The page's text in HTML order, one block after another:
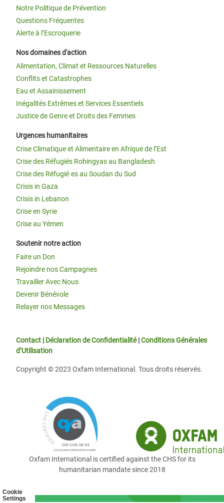
Cookie
Settings
Notre Politique de Prévention
Questions Fréquentes
Alerte à l’Escroquerie
Nos domaines d'action
Alimentation, Climat et Ressources Naturelles
Conflits et Catastrophes
Eau et Assainissement
Inégalités Extrêmes et Services Essentiels
Justice de Genre et Droits des Femmes
Urgences humanitaires
Crise Climatique et Alimentaire en Afrique de l’Est
Crise des Réfugiés Rohingyas au Bangladesh
Crise des Réfugié·es au Soudan du Sud
Crisis in Gaza
Crisis in Lebanon
Crise en Syrie
Crise au Yémen
Soutenir notre action
Faire un Don
Rejoindre nos Campagnes
Travailler Avec Nous
Devenir Bénévole
Relayer nos Messages
Contact | Déclaration de Confidentialité|Conditions Générales
d’Utilisation
Copyright © 2023 Oxfam International. Tous droits réservés.
Oxfam International is certified against the CHS for its
humanitarian mandate since 2018